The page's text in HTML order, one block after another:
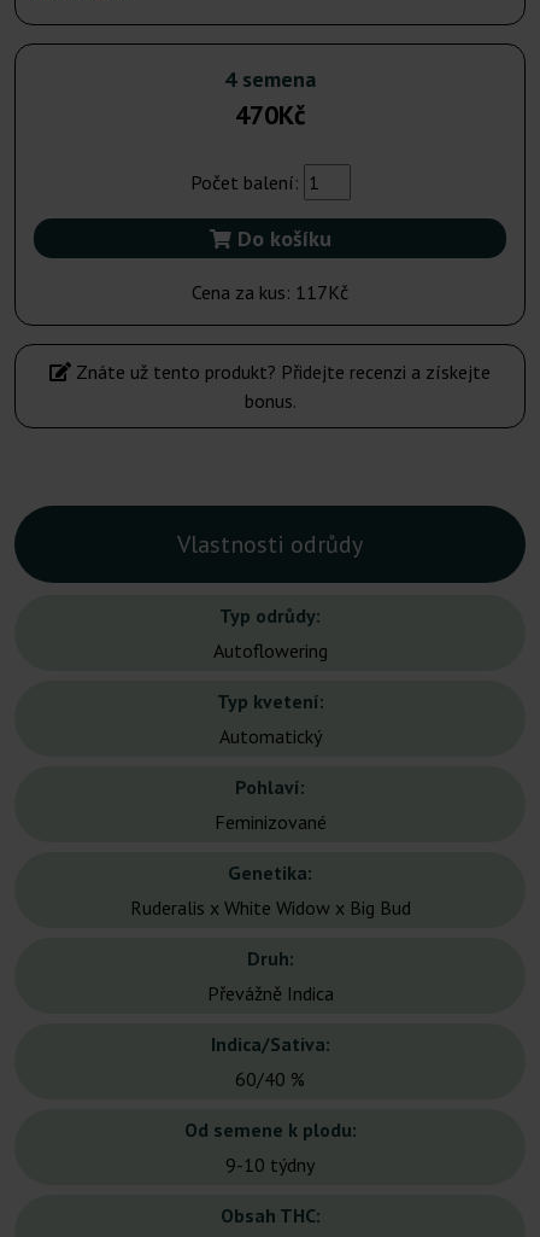
4 semena
470Kč
Počet balení:
Do košíku
Cena za kus: 117Kč
Znáte už tento produkt? Přidejte recenzi a získejte
bonus.
Vlastnosti odrůdy
Typ odrůdy:
Autoflowering
Typ kvetení:
Automatický
Pohlaví:
Feminizované
Genetika:
Ruderalis x White Widow x Big Bud
Druh:
Převážně Indica
Indica/Sativa:
60/40 %
Od semene k plodu:
9-10 týdny
Obsah THC: